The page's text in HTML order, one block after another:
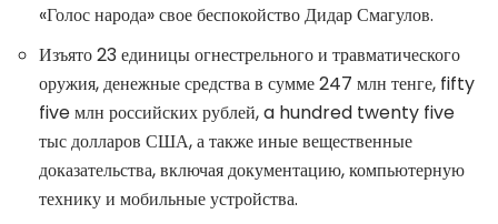
«Голос народа» свое беспокойство Дидар Смагулов.
Изъято 23 единицы огнестрельного и травматического
оружия, денежные средства в сумме 247 млн тенге, fifty
five млн российских рублей, a hundred twenty five
тыс долларов США, а также иные вещественные
доказательства, включая документацию, компьютерную
технику и мобильные устройства.